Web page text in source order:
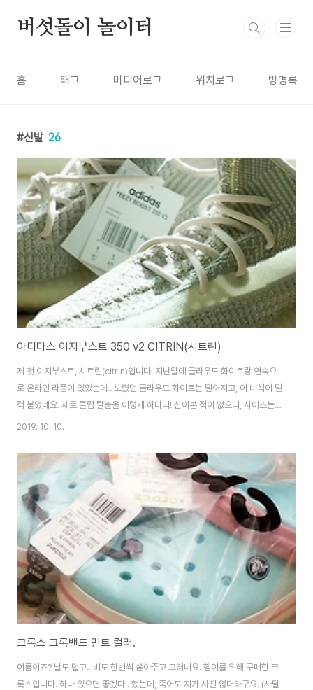
버섯돌이 놀이터
홈 태그 미디어로그 위치로그 방명록
신발 26
아디다스 이지부스트 350 v2 CITRIN(시트린)
제 첫 이지부스트, 시트린(citrin)입니다. 지난달에 클라우드 화이트랑 연속으
로 온라인 라플이 있었는데.. 노렸던 클라우드 화이트는 떨어지고, 이 녀석이 덜
컥 붙었네요. 제로 클럽 탈출을 이렇게 하다니! 신어본 적이 없으니, 사이즈는
알 길이 없고.. 일단 이지350이 작게 나오는걸로 유명하니 275로 갔습니다.
제대로 'KANYE' 박혀 있네요. 이지 시리즈는 칸예 디자인으로 유명하기도 하
죠. 박스는 슬라이드 방식입니다. 하아~ 니가 바로 이지구나! 이지부스트 350
V2. CITRIN입니다. 실제로 보면, 딱 가을 컬러!!! 입니다. 사진에서 보면 확 끌
리는 컬러는 아닌데.. 실제로 두고 보면 볼수록 예쁜 컬러입니다. ..
2019. 10. 10.
크록스 크록밴드 민트 컬러.
여름이죠? 날도 덥고.. 비도 한번씩 쏟아주고 그러네요. 햄이를 위해 구매한 크
록스입니다. 하나 있으면 좋겠다.. 했는데, 죽어도 지가 사진 않더라구요. (사달